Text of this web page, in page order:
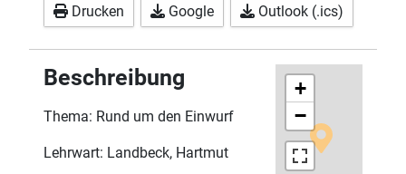
Drucken Google Outlook (.ics)
Beschreibung
Thema: Rund um den Einwurf
Lehrwart: Landbeck, Hartmut
+
−